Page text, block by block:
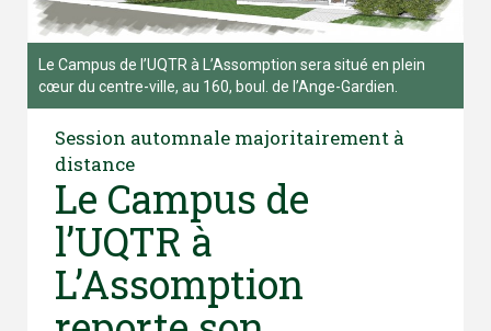
Le Campus de l’UQTR à L’Assomption sera situé en plein
cœur du centre-ville, au 160, boul. de l’Ange-Gardien.
Session automnale majoritairement à
distance
Le Campus de
l’UQTR à
L’Assomption